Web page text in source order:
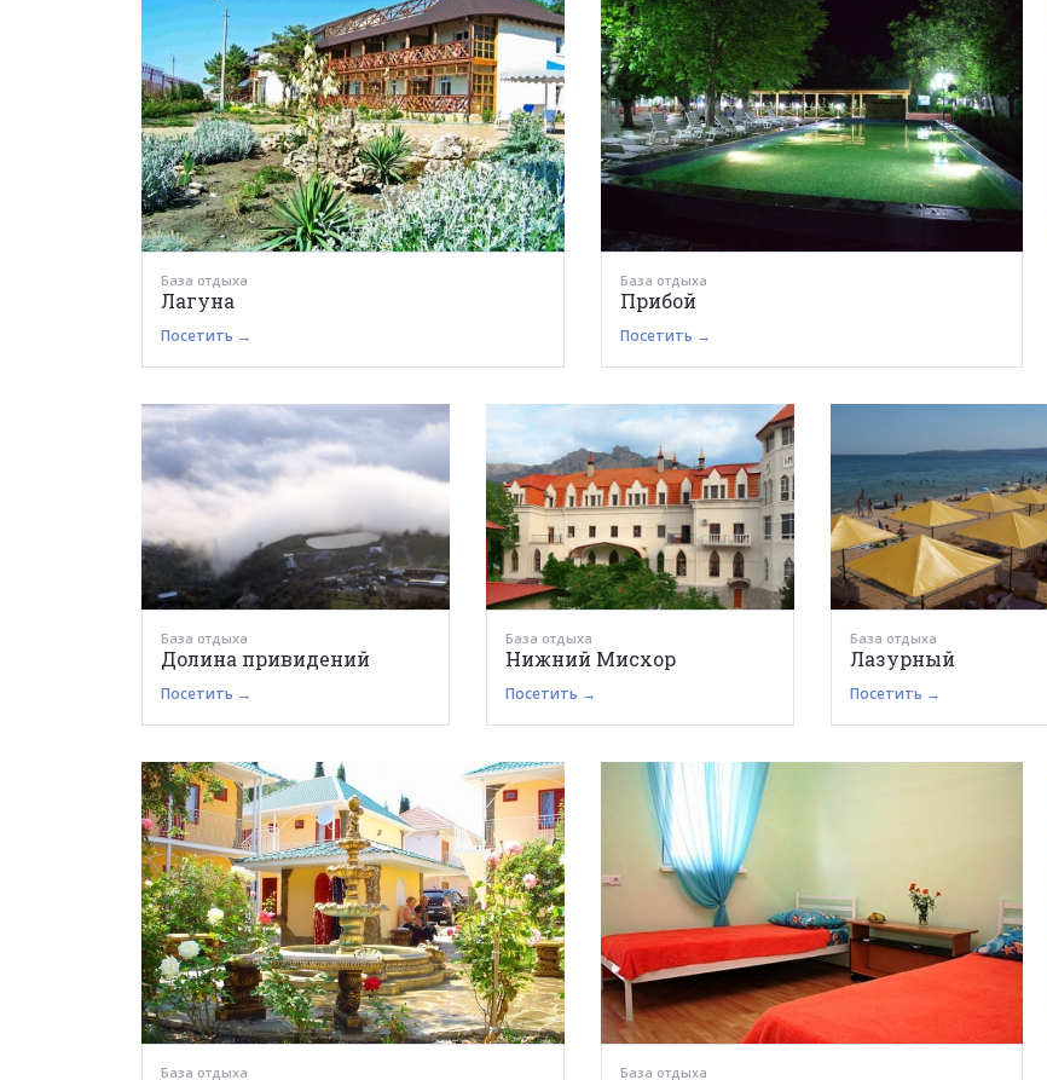
База отдыха
Лагуна
Посетить →
База отдыха
Прибой
Посетить →
База отдыха
Долина привидений
Посетить →
База отдыха
Нижний Мисхор
Посетить →
База отдыха
Лазурный
Посетить →
База отдыха База отдыха